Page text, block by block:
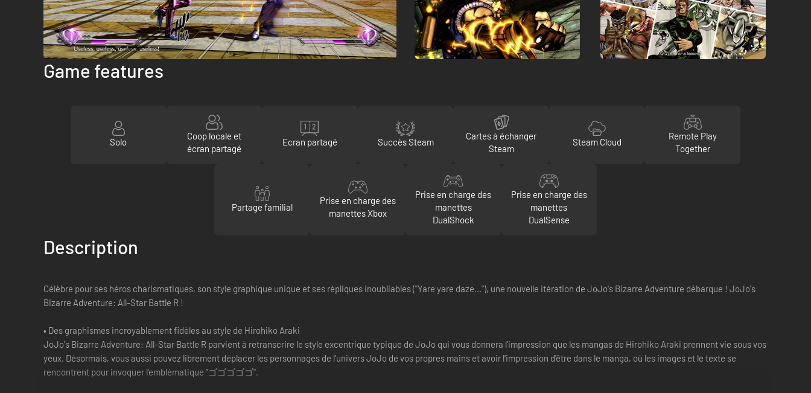
Game features
Solo
Coop locale et
écran partagé
Ecran partagé Succès Steam
Cartes à échanger
Steam
Steam Cloud
Remote Play
Together
Partage familial
Prise en charge des
manettes Xbox
Prise en charge des
manettes
DualShock
Prise en charge des
manettes
DualSense
Description
Célèbre pour ses héros charismatiques, son style graphique unique et ses répliques inoubliables ("Yare yare daze..."), une nouvelle itération de JoJo's Bizarre Adventure débarque ! JoJo's
Bizarre Adventure: All-Star Battle R !
• Des graphismes incroyablement fidèles au style de Hirohiko Araki
JoJo's Bizarre Adventure: All-Star Battle R parvient à retranscrire le style excentrique typique de JoJo qui vous donnera l'impression que les mangas de Hirohiko Araki prennent vie sous vos
yeux. Désormais, vous aussi pouvez librement déplacer les personnages de l'univers JoJo de vos propres mains et avoir l'impression d'être dans le manga, où les images et le texte se
rencontrent pour invoquer l'emblématique "ゴゴゴゴゴ".